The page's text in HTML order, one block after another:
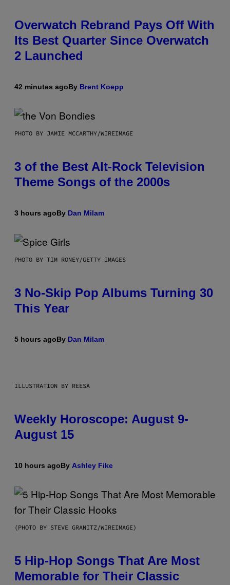
Overwatch Rebrand Pays Off With
Its Best Quarter Since Overwatch
2 Launched
42 minutes agoBy Brent Koepp
PHOTO BY JAMIE MCCARTHY/WIREIMAGE
3 of the Best Alt-Rock Television
Theme Songs of the 2000s
3 hours agoBy Dan Milam
PHOTO BY TIM RONEY/GETTY IMAGES
3 No-Skip Pop Albums Turning 30
This Year
5 hours agoBy Dan Milam
ILLUSTRATION BY REESA
Weekly Horoscope: August 9-
August 15
10 hours agoBy Ashley Fike
(PHOTO BY STEVE GRANITZ/WIREIMAGE)
5 Hip-Hop Songs That Are Most
Memorable for Their Classic